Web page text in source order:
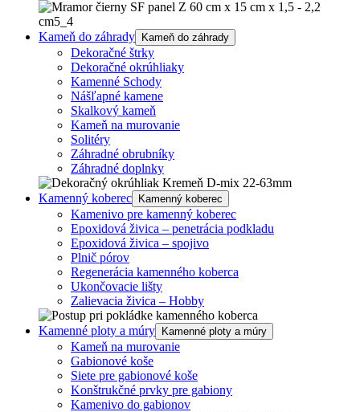
Kameň do záhrady Kameň do záhrady
Dekoračné štrky
Dekoračné okrúhliaky
Kamenné Schody
Nášľapné kamene
Skalkový kameň
Kameň na murovanie
Solitéry
Záhradné obrubníky
Záhradné doplnky
Kamenný koberec Kamenný koberec
Kamenivo pre kamenný koberec
Epoxidová živica – penetrácia podkladu
Epoxidová živica – spojivo
Plnič pórov
Regenerácia kamenného koberca
Ukončovacie lišty
Zalievacia živica – Hobby
Kamenné ploty a múry Kamenné ploty a múry
Kameň na murovanie
Gabionové koše
Siete pre gabionové koše
Konštrukčné prvky pre gabiony
Kamenivo do gabionov